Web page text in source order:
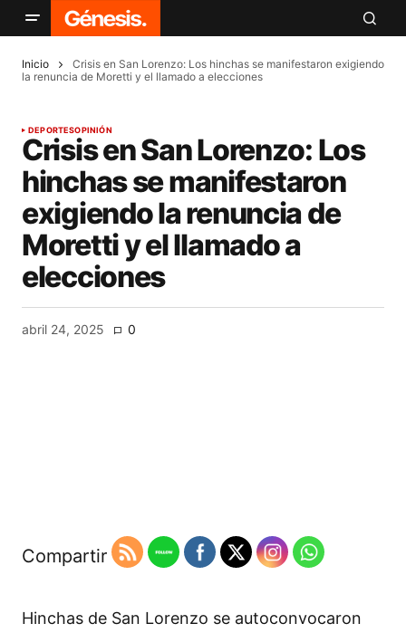
Inicio
Crisis en San Lorenzo: Los hinchas se manifestaron exigiendo
la renuncia de Moretti y el llamado a elecciones
DEPORTESOPINIÓN
Crisis en San Lorenzo: Los
hinchas se manifestaron
exigiendo la renuncia de
Moretti y el llamado a
elecciones
abril 24, 2025 0
Compartir
Hinchas de San Lorenzo se autoconvocaron